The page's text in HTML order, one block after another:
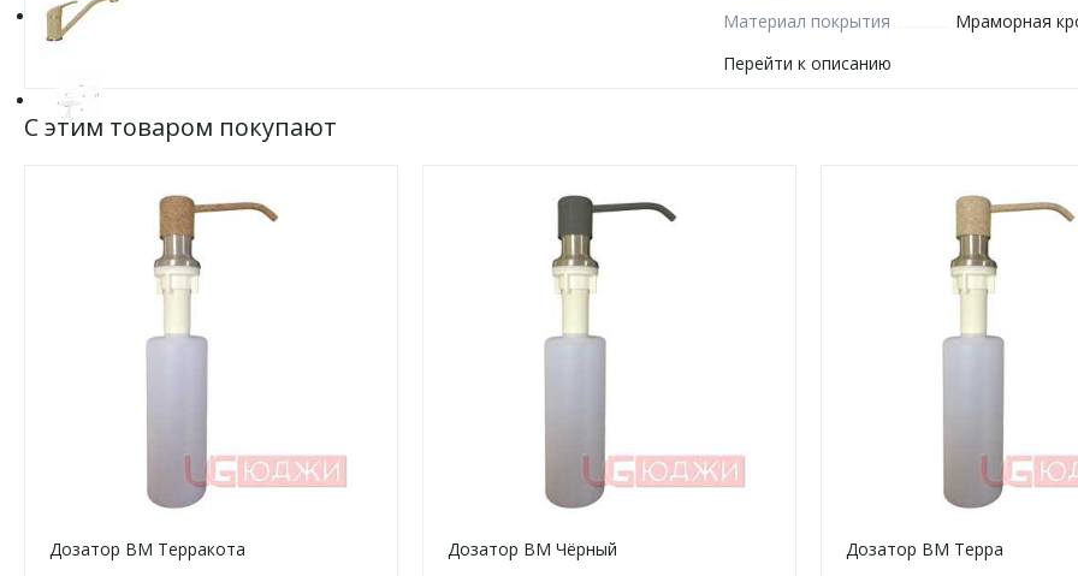
Материал покрытия
Мраморная
Перейти к описанию
С этим товаром покупают
Дозатор ВМ Терракота Дозатор ВМ Чёрный Дозатор ВМ Терра